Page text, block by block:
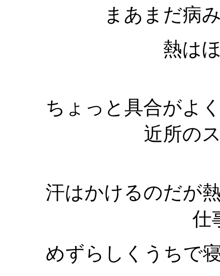
まあまだ病
熱は
ちょっと具合がよ
近所の
汗はかけるのだが
仕
めずらしくうちで